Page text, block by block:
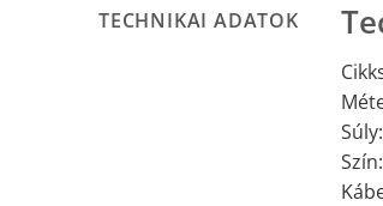
TECHNIKAI ADATOK